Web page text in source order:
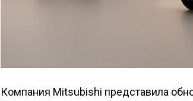
Компания Mitsubishi представила